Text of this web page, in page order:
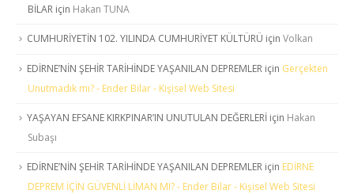
BİLAR için Hakan TUNA
CUMHURİYETİN 102. YILINDA CUMHURİYET KÜLTÜRÜ için Volkan
EDİRNE’NİN ŞEHİR TARİHİNDE YAŞANILAN DEPREMLER için Gerçekten
Unutmadık mı? - Ender Bilar - Kişisel Web Sitesi
YAŞAYAN EFSANE KIRKPINAR’IN UNUTULAN DEĞERLERİ için Hakan
Subaşı
EDİRNE’NİN ŞEHİR TARİHİNDE YAŞANILAN DEPREMLER için EDİRNE
DEPREM İÇİN GÜVENLİ LİMAN MI? - Ender Bilar - Kişisel Web Sitesi